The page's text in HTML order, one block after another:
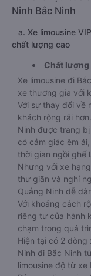
Limousine, Bắc
hành.
1. Giới thiệu
Ninh Bắc Ninh
a. Xe limousine
chất lượng cao
Chất lượng
Xe limousine đi
xe thương gia với
Với sự thay đổi về
khách rộng rãi
Ninh được trang
có cảm giác êm
thời gian ngồi ghế
Nhưng với xe
thư giãn và nghỉ
Quảng Ninh dễ
Với khoảng cách
riêng tư của hành
chạm trong quá